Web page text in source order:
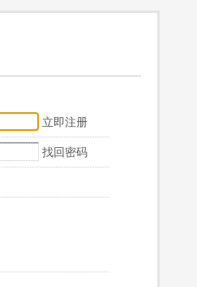
立即注册
找回密码